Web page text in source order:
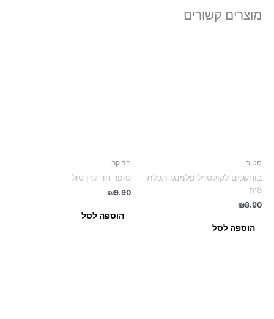
מוצרים קשורים
סטים
בוחשנים לקוקטייל פלמנגו תכלת
8יח'
₪8.90
הוספה לסל
חד קרן
טופר חד קרן טול
₪9.90
הוספה לסל